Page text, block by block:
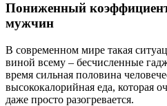
Пониженный коэффициент
мужчин
В современном мире такая
виной всему – бесчисленные
время сильная половина
высококалорийная еда, которая
даже просто разогревается.